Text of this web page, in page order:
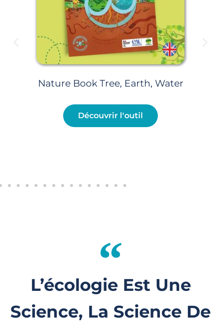
Nature Book Tree, Earth, Water
Découvrir l'outil
L’écologie Est Une
Science, La Science De